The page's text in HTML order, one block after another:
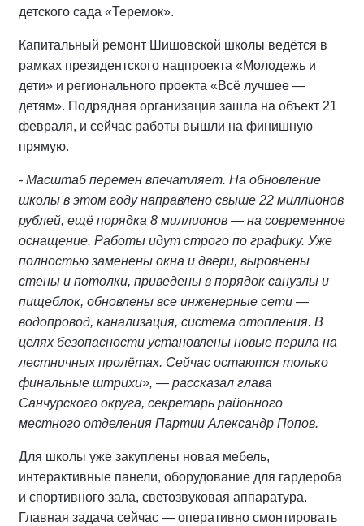
детского сада «Теремок».
Капитальный ремонт Шишовской школы ведётся в
рамках президентского нацпроекта «Молодежь и
дети» и регионального проекта «Всё лучшее —
детям». Подрядная организация зашла на объект 21
февраля, и сейчас работы вышли на финишную
прямую.
- Масштаб перемен впечатляет. На обновление
школы в этом году направлено свыше 22 миллионов
рублей, ещё порядка 8 миллионов — на современное
оснащение. Работы идут строго по графику. Уже
полностью заменены окна и двери, выровнены
стены и потолки, приведены в порядок санузлы и
пищеблок, обновлены все инженерные сети —
водопровод, канализация, система отопления. В
целях безопасности установлены новые перила на
лестничных пролётах. Сейчас остаются только
финальные штрихи», — рассказал глава
Санчурского округа, секретарь районного
местного отделения Партии Александр Попов.
Для школы уже закуплены новая мебель,
интерактивные панели, оборудование для гардероба
и спортивного зала, светозвуковая аппаратура.
Главная задача сейчас — оперативно смонтировать